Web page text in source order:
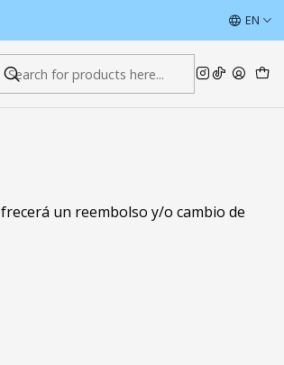
Read more
EN
un reembolso y/o cambio de